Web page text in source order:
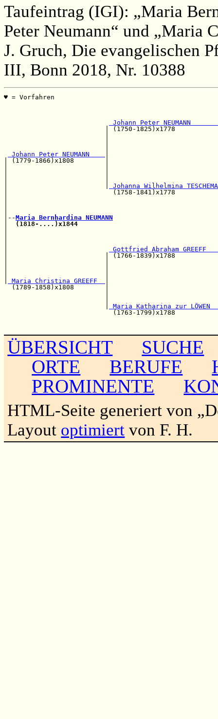
Taufeintrag (IGI): „Maria
Peter Neumann“ und „Maria
J. Gruch, Die evangelischen
III, Bonn 2018, Nr. 10388
♥ =
Johann Peter
| (1750-
Johann Peter NEUMANN
| (1779-
Johanna Wilhelmina
|                           (1758-
|--Maria Bernhardina NEUMANN
(1818-....)x1844
Gottfried Abraham
|                         | (1766-
Maria Christina GREEFF
(1789-1858)x1808        |
Maria Katharina zur
(1763-
ÜBERSICHT
SUCHE
ORTE
BERUFE
PROMINENTE
HTML-Seite generiert von
Layout optimiert von F. H.